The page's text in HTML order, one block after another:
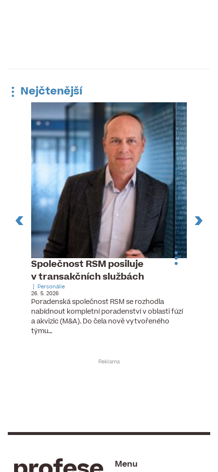
Nejčtenější
Společnost RSM posiluje
v transakčních službách
Personálie
26. 5. 2026
Poradenská společnost RSM se rozhodla
nabídnout kompletní poradenství v oblasti fúzí
a akvizic (M&A). Do čela nově vytvořeného
týmu…
Menu